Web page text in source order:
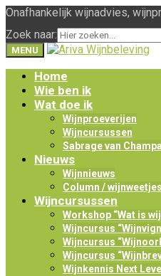
Onafhankelijk wijnadvies,
Zoek naar:
MENU
Home
Wie ben ik
Wat doe ik
Wijnproeverijen
Wijncursussen
Sabrage van
Nieuws
Wijnnieuws
Column / wijnweetjes
Wijncursussen
Workshop “Wat is
Wijncursus
Wijncursus
Wijncursus
Wijnkennis Next